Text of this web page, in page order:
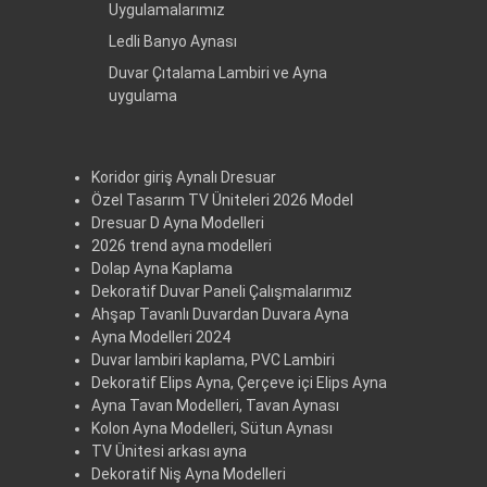
Uygulamalarımız
Ledli Banyo Aynası
Duvar Çıtalama Lambiri ve Ayna
uygulama
Koridor giriş Aynalı Dresuar
Özel Tasarım TV Üniteleri 2026 Model
Dresuar D Ayna Modelleri
2026 trend ayna modelleri
Dolap Ayna Kaplama
Dekoratif Duvar Paneli Çalışmalarımız
Ahşap Tavanlı Duvardan Duvara Ayna
Ayna Modelleri 2024
Duvar lambiri kaplama, PVC Lambiri
Dekoratif Elips Ayna, Çerçeve içi Elips Ayna
Ayna Tavan Modelleri, Tavan Aynası
Kolon Ayna Modelleri, Sütun Aynası
TV Ünitesi arkası ayna
Dekoratif Niş Ayna Modelleri